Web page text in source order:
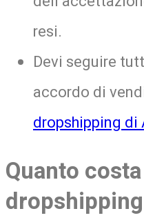
resi.
Devi seguire
accordo di
dropshipping di
Quanto